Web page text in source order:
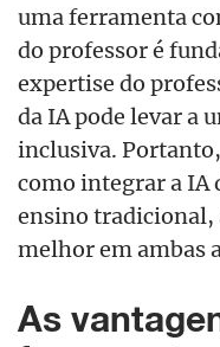
uma ferramenta
do professoré
expertise do
da IA pode levar a
inclusiva. Portanto,
como integrar a IA
ensino tradicional,
melhor em ambas
As